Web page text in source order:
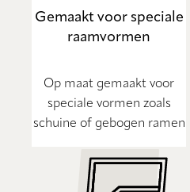
Gemaakt voor speciale
raamvormen
Op maat gemaakt voor
speciale vormen zoals
schuine of gebogen ramen